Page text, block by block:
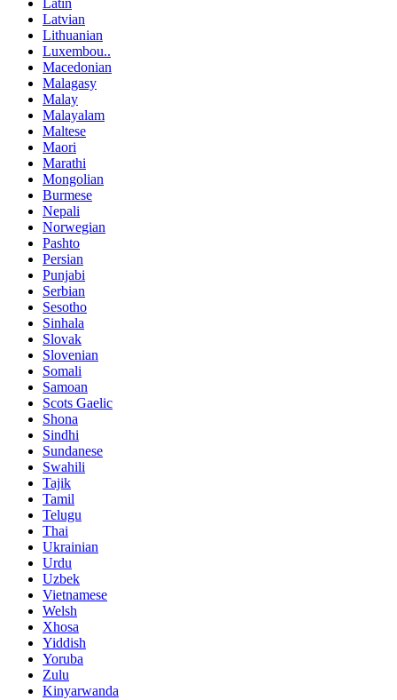
Latin
Latvian
Lithuanian
Luxembou..
Macedonian
Malagasy
Malay
Malayalam
Maltese
Maori
Marathi
Mongolian
Burmese
Nepali
Norwegian
Pashto
Persian
Punjabi
Serbian
Sesotho
Sinhala
Slovak
Slovenian
Somali
Samoan
Scots Gaelic
Shona
Sindhi
Sundanese
Swahili
Tajik
Tamil
Telugu
Thai
Ukrainian
Urdu
Uzbek
Vietnamese
Welsh
Xhosa
Yiddish
Yoruba
Zulu
Kinyarwanda